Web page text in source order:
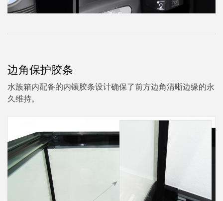
边角保护胶条
水族箱内配备的内镶胶条设计确保了前方边角清晰边缘的永
久维持。